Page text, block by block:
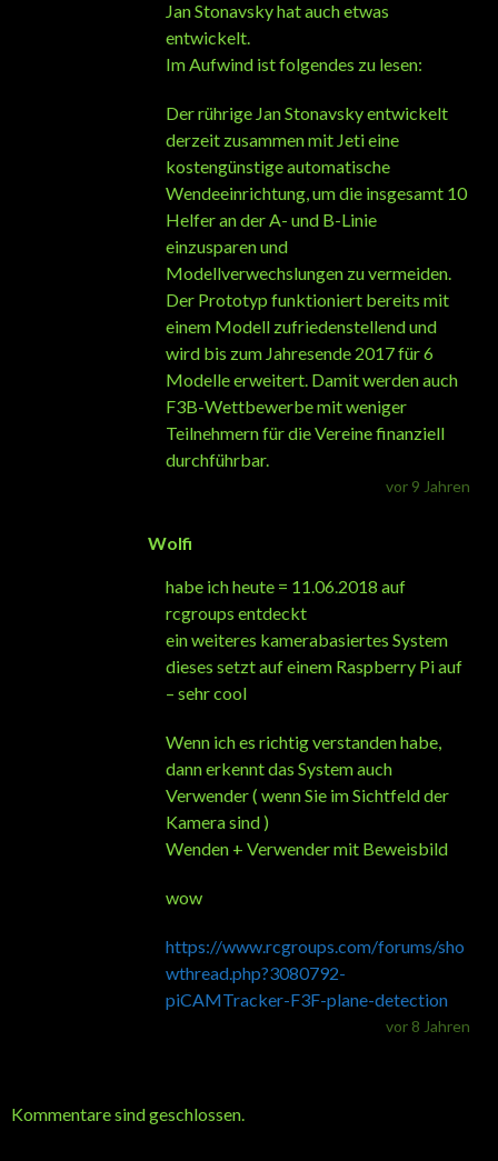
vor 9 Jahren
Jan Stonavsky hat auch etwas
entwickelt.
Im Aufwind ist folgendes zu lesen:
Der rührige Jan Stonavsky entwickelt
derzeit zusammen mit Jeti eine
kostengünstige automatische
Wendeeinrichtung, um die insgesamt 10
Helfer an der A- und B-Linie
einzusparen und
Modellverwechslungen zu vermeiden.
Der Prototyp funktioniert bereits mit
einem Modell zufriedenstellend und
wird bis zum Jahresende 2017 für 6
Modelle erweitert. Damit werden auch
F3B-Wettbewerbe mit weniger
Teilnehmern für die Vereine finanziell
durchführbar.
Wolfi
vor 8 Jahren
habe ich heute = 11.06.2018 auf
rcgroups entdeckt
ein weiteres kamerabasiertes System
dieses setzt auf einem Raspberry Pi auf
– sehr cool
Wenn ich es richtig verstanden habe,
dann erkennt das System auch
Verwender ( wenn Sie im Sichtfeld der
Kamera sind )
Wenden + Verwender mit Beweisbild
wow
https://www.rcgroups.com/forums/sho
wthread.php?3080792-
piCAMTracker-F3F-plane-detection
Kommentare sind geschlossen.